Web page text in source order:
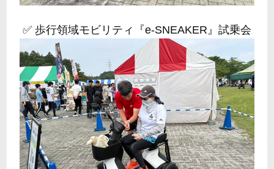
✅ 歩行領域モビリティ『e-SNEAKER』試乗会